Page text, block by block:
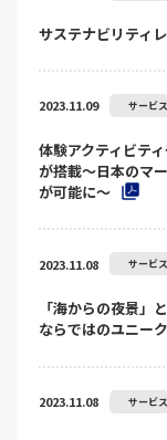
サステナビリティ
2023.11.09 サービス
体験アクティビテ
が搭載～日本のマ
が可能に～
2023.11.08 サービス
「海からの夜景」
ならではのユニー
2023.11.08 サービス